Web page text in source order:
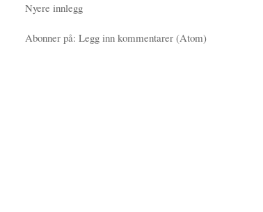
Nyere innlegg
Abonner på:Legg inn kommentarer (Atom)